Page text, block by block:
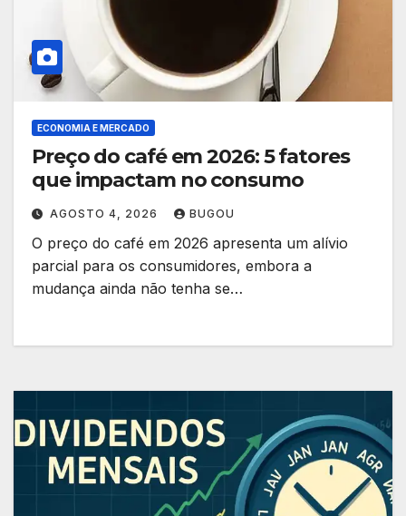
ECONOMIA E MERCADO
Preço do café em 2026: 5 fatores
que impactam no consumo
AGOSTO 4, 2026 BUGOU
O preço do café em 2026 apresenta um alívio
parcial para os consumidores, embora a
mudança ainda não tenha se…